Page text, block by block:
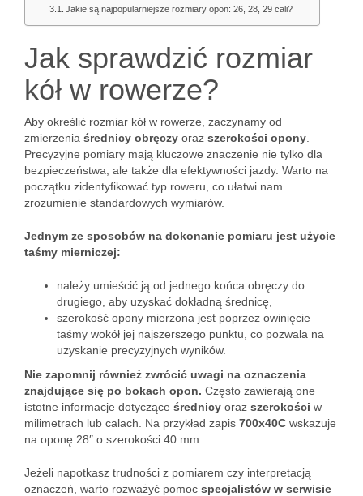
Jakie są najpopularniejsze rozmiary opon: 26, 28, 29 cali?
Jak sprawdzić rozmiar
kół w rowerze?
Aby określić rozmiar kół w rowerze, zaczynamy od
zmierzenia średnicy obręczy oraz szerokości opony
Precyzyjne pomiary mają kluczowe znaczenie nie tylko dla
bezpieczeństwa, ale także dla efektywności jazdy. Warto na
początku zidentyfikować typ roweru, co ułatwi nam
zrozumienie standardowych wymiarów.
Jednym ze sposobów na dokonanie pomiaru jest użycie
taśmy mierniczej:
należy umieścić ją od jednego końca obręczy do
drugiego, aby uzyskać dokładną średnicę,
szerokość opony mierzona jest poprzez owinięcie
taśmy wokół jej najszerszego punktu, co pozwala na
uzyskanie precyzyjnych wyników.
Nie zapomnij również zwrócić uwagi na oznaczenia
znajdujące się po bokach opon. Często zawierają one
istotne informacje dotyczące średnicy oraz szerokości w
milimetrach lub calach. Na przykład zapis 700x40C wskazuje
na oponę 28″ o szerokości 40 mm.
Jeżeli napotkasz trudności z pomiarem czy interpretacją
oznaczeń, warto rozważyć pomoc specjalistów w serwisie